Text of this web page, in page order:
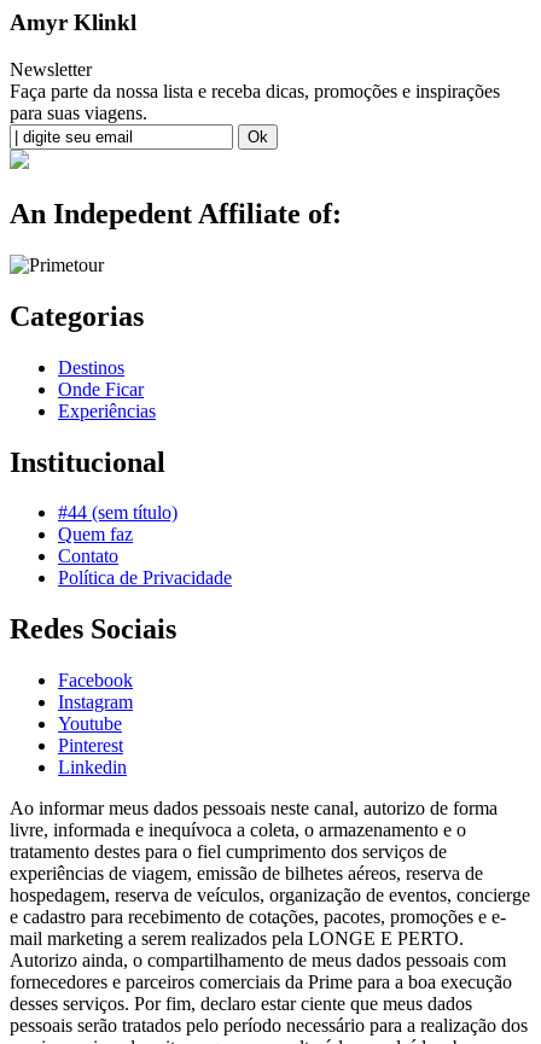
Amyr Klinkl
Newsletter
Faça parte da nossa lista e receba dicas, promoções e inspirações
para suas viagens.
An Indepedent Affiliate of:
Categorias
Destinos
Onde Ficar
Experiências
Institucional
#44 (sem título)
Quem faz
Contato
Política de Privacidade
Redes Sociais
Facebook
Instagram
Youtube
Pinterest
Linkedin
Ao informar meus dados pessoais neste canal, autorizo de forma
livre, informada e inequívoca a coleta, o armazenamento e o
tratamento destes para o fiel cumprimento dos serviços de
experiências de viagem, emissão de bilhetes aéreos, reserva de
hospedagem, reserva de veículos, organização de eventos, concierge
e cadastro para recebimento de cotações, pacotes, promoções e e-
mail marketing a serem realizados pela LONGE E PERTO.
Autorizo ainda, o compartilhamento de meus dados pessoais com
fornecedores e parceiros comerciais da Prime para a boa execução
desses serviços. Por fim, declaro estar ciente que meus dados
pessoais serão tratados pelo período necessário para a realização dos